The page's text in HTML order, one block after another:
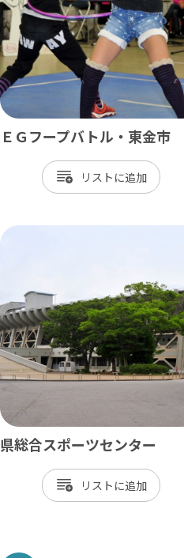
大多喜町
御宿町
鋸南町
ＥＧフープバトル・東金市
リスト
県総合スポーツセンター
リスト